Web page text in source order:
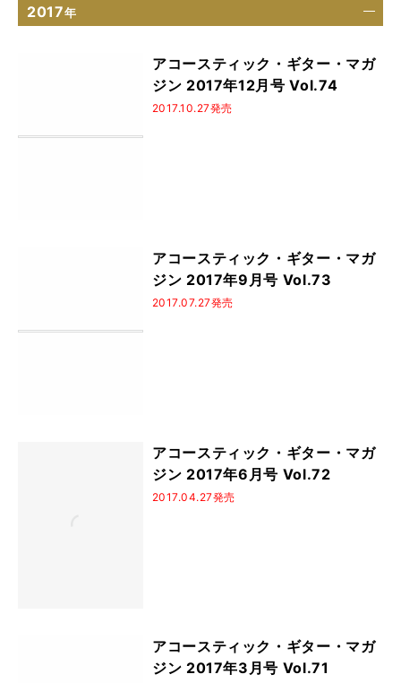
2017年
アコースティック・ギター・マガ
ジン 2017年12月号 Vol.74
2017.10.27発売
アコースティック・ギター・マガ
ジン 2017年9月号 Vol.73
2017.07.27発売
アコースティック・ギター・マガ
ジン 2017年6月号 Vol.72
2017.04.27発売
アコースティック・ギター・マガ
ジン 2017年3月号 Vol.71